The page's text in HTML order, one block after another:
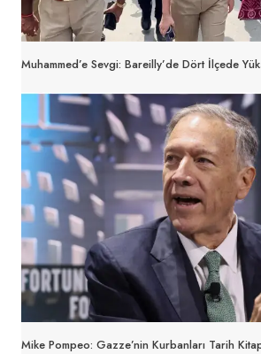
Muhammed’e Sevgi: Bareilly’de Dört İlçede
Mike Pompeo: Gazze’nin Kurbanları Tarih